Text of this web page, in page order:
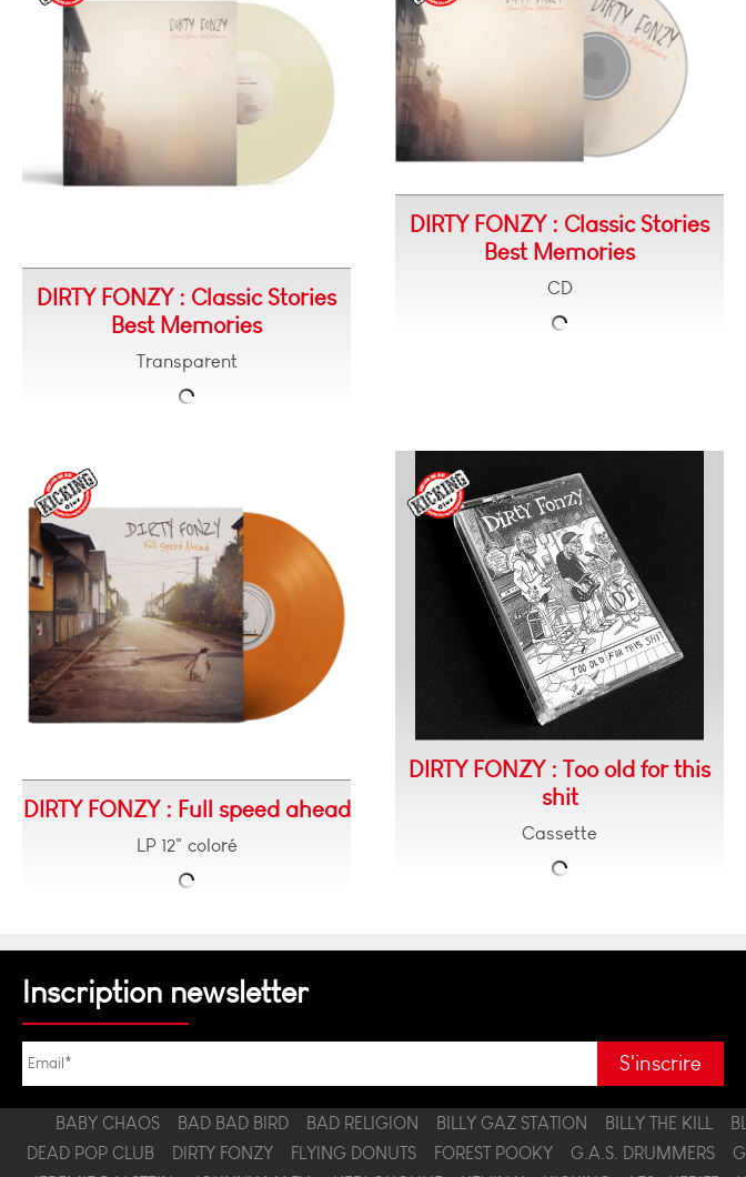
DIRTY FONZY : Classic Stories
Best Memories
Transparent
DIRTY FONZY : Classic Stories
Best Memories
CD
DIRTY FONZY : Full speed ahead
LP 12" coloré
DIRTY FONZY : Too old for this
shit
Cassette
Inscription newsletter
BABY CHAOS BAD BAD BIRD BAD RELIGION BILLY GAZ STATION BILLY THE KILL
DEAD POP CLUB
DIRTY FONZY FLYING DONUTS FOREST POOKY G.A.S. DRUMMERS